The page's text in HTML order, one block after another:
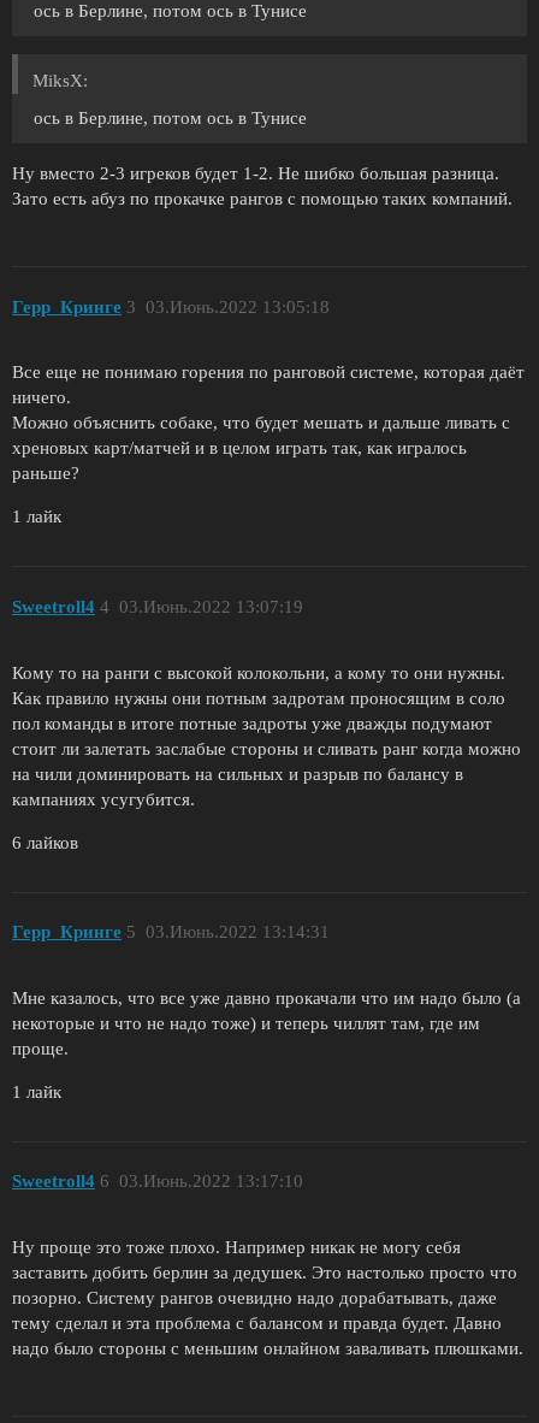
ось в Берлине, потом ось в Тунисе
MiksX:
ось в Берлине, потом ось в Тунисе
Ну вместо 2-3 игреков будет 1-2. Не шибко большая разница.
Зато есть абуз по прокачке рангов с помощью таких компаний.
Герр_Кринге 03.Июнь.2022 13:05:18
3
Все еще не понимаю горения по ранговой системе, которая даёт
ничего.
Можно объяснить собаке, что будет мешать и дальше ливать с
хреновых карт/матчей и в целом играть так, как игралось
раньше?
1 лайк
Sweetroll4 03.Июнь.2022 13:07:19
4
Кому то на ранги с высокой колокольни, а кому то они нужны.
Как правило нужны они потным задротам проносящим в соло
пол команды в итоге потные задроты уже дважды подумают
стоит ли залетать заслабые стороны и сливать ранг когда можно
на чили доминировать на сильных и разрыв по балансу в
кампаниях усугубится.
6 лайков
Герр_Кринге 03.Июнь.2022 13:14:31
5
Мне казалось, что все уже давно прокачали что им надо было (а
некоторые и что не надо тоже) и теперь чиллят там, где им
проще.
1 лайк
Sweetroll4 03.Июнь.2022 13:17:10
6
Ну проще это тоже плохо. Например никак не могу себя
заставить добить берлин за дедушек. Это настолько просто что
позорно. Систему рангов очевидно надо дорабатывать, даже
тему сделал и эта проблема с балансом и правда будет. Давно
надо было стороны с меньшим онлайном заваливать плюшками.